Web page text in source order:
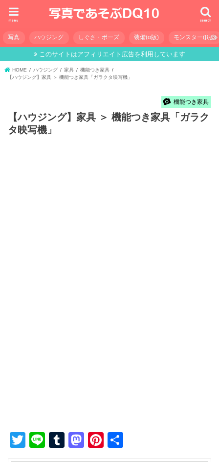
search
menu
写真 ハウジング しぐさ・ポーズ 装備(α版) モンスター(β版)
このサイトはアフィリエイト広告を利用しています
HOME ハウジング 家具
機能つき家具
【ハウジング】家具 ＞ 機能つき家具「ガラクタ映写機」
機能つき家具
【ハウジング】家具 ＞ 機能つき家具「ガラク
タ映写機」
T
Li
T
M
Pi